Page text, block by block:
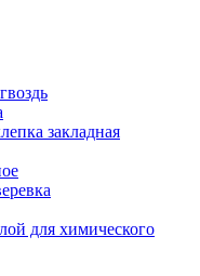
закладная
для химического